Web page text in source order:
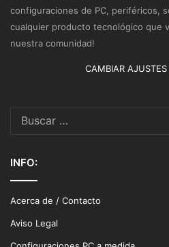
configuraciones de PC, periféricos,
cualquier producto tecnológico que
nuestra comunidad!
CAMBIAR AJUSTES
INFO:
Acerca de / Contacto
Aviso Legal